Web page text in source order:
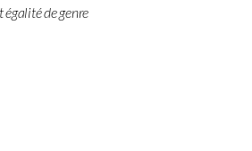
de genre